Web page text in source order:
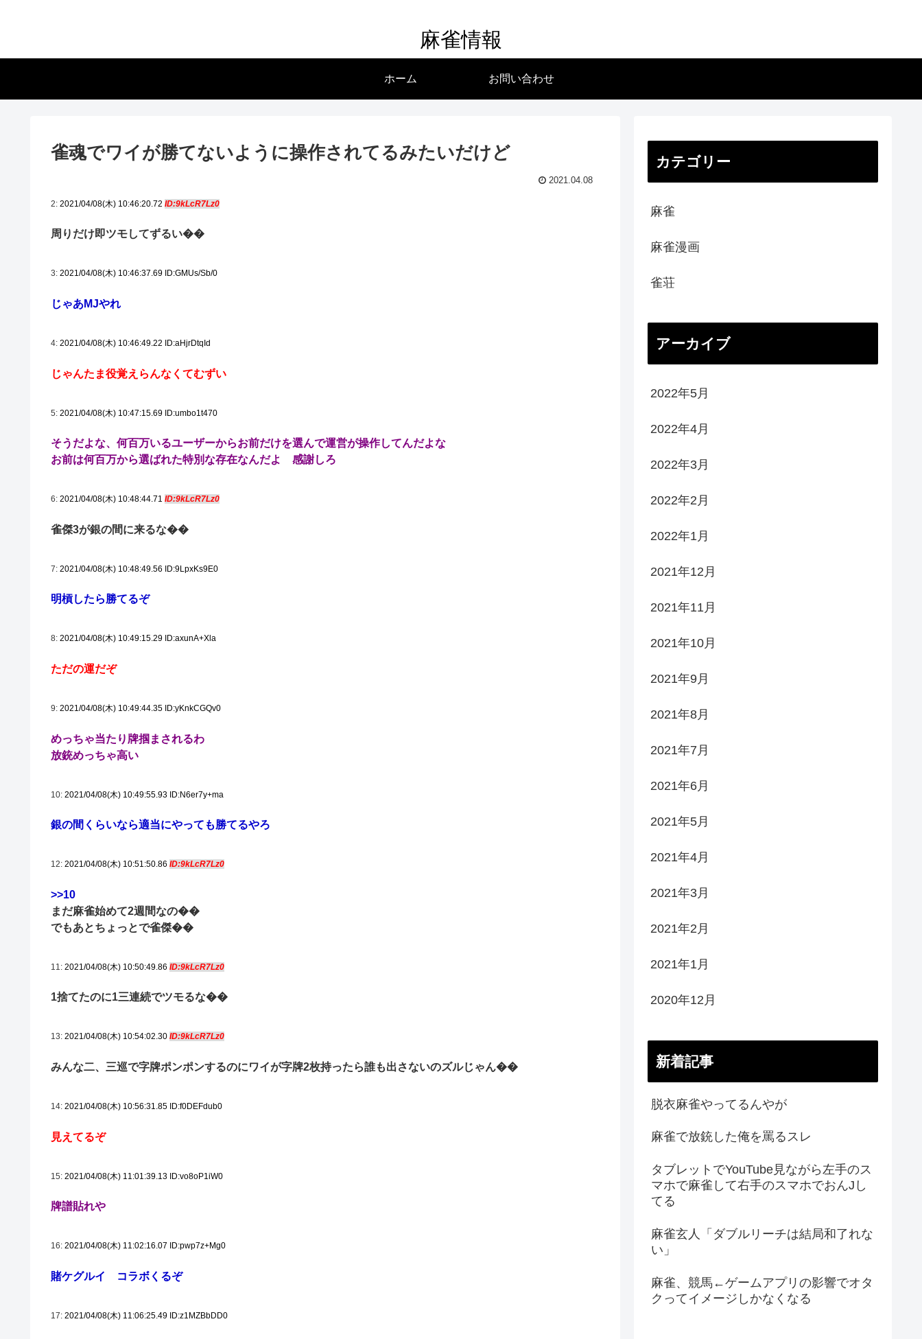
麻雀情報
ホーム お問い合わせ
雀魂でワイが勝てないように操作されてるみたいだけど
2021.04.08
2: 2021/04/08(木) 10:46:20.72 ID:9kLcR7Lz0
周りだけ即ツモしてずるい��
3: 2021/04/08(木) 10:46:37.69 ID:GMUs/Sb/0
じゃあMJやれ
4: 2021/04/08(木) 10:46:49.22 ID:aHjrDtqId
じゃんたま役覚えらんなくてむずい
5: 2021/04/08(木) 10:47:15.69 ID:umbo1t470
そうだよな、何百万いるユーザーからお前だけを選んで運営が操作してんだよな
お前は何百万から選ばれた特別な存在なんだよ 感謝しろ
6: 2021/04/08(木) 10:48:44.71 ID:9kLcR7Lz0
雀傑3が銀の間に来るな��
7: 2021/04/08(木) 10:48:49.56 ID:9LpxKs9E0
明槓したら勝てるぞ
8: 2021/04/08(木) 10:49:15.29 ID:axunA+Xla
ただの運だぞ
9: 2021/04/08(木) 10:49:44.35 ID:yKnkCGQv0
めっちゃ当たり牌掴まされるわ
放銃めっちゃ高い
10: 2021/04/08(木) 10:49:55.93 ID:N6er7y+ma
銀の間くらいなら適当にやっても勝てるやろ
12: 2021/04/08(木) 10:51:50.86 ID:9kLcR7Lz0
>>10
まだ麻雀始めて2週間なの��
でもあとちょっとで雀傑��
11: 2021/04/08(木) 10:50:49.86 ID:9kLcR7Lz0
1捨てたのに1三連続でツモるな��
13: 2021/04/08(木) 10:54:02.30 ID:9kLcR7Lz0
みんな二、三巡で字牌ポンポンするのにワイが字牌2枚持ったら誰も出さないのズルじゃん��
14: 2021/04/08(木) 10:56:31.85 ID:f0DEFdub0
見えてるぞ
15: 2021/04/08(木) 11:01:39.13 ID:vo8oP1iW0
牌譜貼れや
16: 2021/04/08(木) 11:02:16.07 ID:pwp7z+Mg0
賭ケグルイ コラボくるぞ
17: 2021/04/08(木) 11:06:25.49 ID:z1MZBbDD0
カテゴリー
麻雀
麻雀漫画
雀荘
アーカイブ
2022年5月
2022年4月
2022年3月
2022年2月
2022年1月
2021年12月
2021年11月
2021年10月
2021年9月
2021年8月
2021年7月
2021年6月
2021年5月
2021年4月
2021年3月
2021年2月
2021年1月
2020年12月
新着記事
脱衣麻雀やってるんやが
麻雀で放銃した俺を罵るスレ
タブレットでYouTube見ながら左手のス
マホで麻雀して右手のスマホでおんJし
てる
麻雀玄人「ダブルリーチは結局和了れな
い」
麻雀、競馬←ゲームアプリの影響でオタ
クってイメージしかなくなる